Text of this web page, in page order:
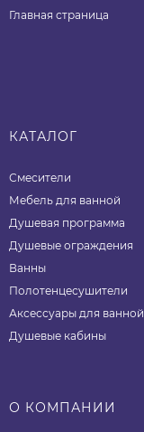
Главная страница
КАТАЛОГ
Смесители
Мебель для ванной
Душевая программа
Душевые ограждения
Ванны
Полотенцесушители
Аксессуары для ванной
Душевые кабины
О КОМПАНИИ